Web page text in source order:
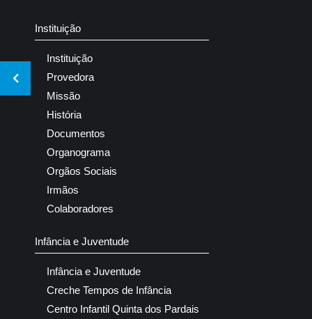
Instituição
Instituição
Provedora
Missão
História
Documentos
Organograma
Orgãos Sociais
Irmãos
Colaboradores
Infância e Juventude
Infância e Juventude
Creche Tempos de Infância
Centro Infantil Quinta dos Pardais